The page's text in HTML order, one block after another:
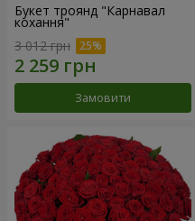
Букет троянд "Карнавал
кохання"
3 012 грн
Замовити